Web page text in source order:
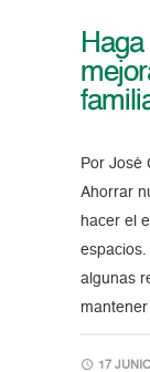
Por José
Ahorrar
hacer el
algunas
17